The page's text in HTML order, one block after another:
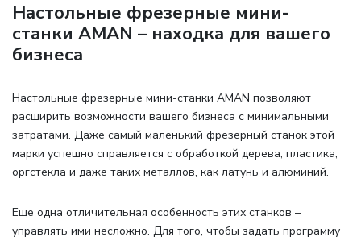
Настольные фрезерные мини-
станки AMAN – находка для вашего
бизнеса
Настольные фрезерные мини-станки AMAN позволяют
расширить возможности вашего бизнеса с минимальными
затратами. Даже самый маленький фрезерный станок этой
марки успешно справляется с обработкой дерева, пластика,
оргстекла и даже таких металлов, как латунь и алюминий.
Еще одна отличительная особенность этих станков –
управлять ими несложно. Для того, чтобы задать программу